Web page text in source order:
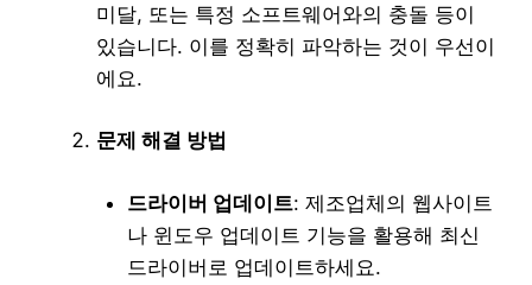
미달, 또는 특정 소프트웨어와의 충돌 등이
있습니다. 이를 정확히 파악하는 것이 우선이
에요.
문제 해결 방법
드라이버 업데이트: 제조업체의 웹사이트
나 윈도우 업데이트 기능을 활용해 최신
드라이버로 업데이트하세요.